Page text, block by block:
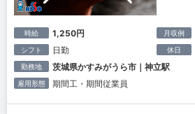
時給 1,250円 月収例
シフト 日勤 休日
勤務地 茨城県かすみがうら市｜神立駅
雇用形態 期間工・期間従業員